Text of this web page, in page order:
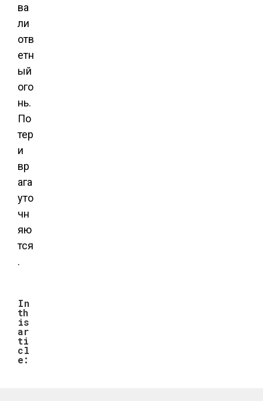
ва
ли
отв
етн
ый
ого
нь.
По
тер
и
вр
ага
уто
чн
яю
тся
.
In
th
is
ar
ti
cl
e: